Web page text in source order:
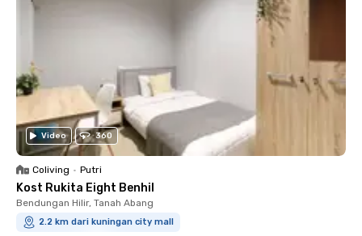
Video 360
Coliving • Putri
Kost Rukita Eight Benhil
Bendungan Hilir, Tanah Abang
2.2 km dari kuningan city mall